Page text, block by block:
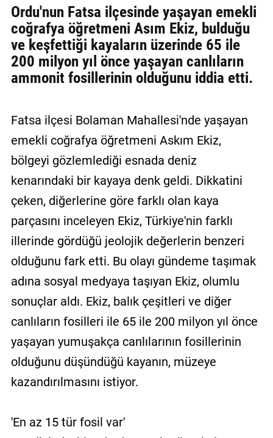
ULAŞIN
Künye
İletişim
Gizlilik
Ordu'nun Fatsa ilçesinde yaşayan emekli
coğrafya öğretmeni Asım Ekiz, bulduğu
ve keşfettiği kayaların üzerinde 65 ile
200 milyon yıl önce yaşayan canlıların
ammonit fosillerinin olduğunu iddia etti.
Fatsa ilçesi Bolaman Mahallesi'nde yaşayan
emekli coğrafya öğretmeni Askım Ekiz,
bölgeyi gözlemlediği esnada deniz
kenarındaki bir kayaya denk geldi. Dikkatini
çeken, diğerlerine göre farklı olan kaya
parçasını inceleyen Ekiz, Türkiye'nin farklı
illerinde gördüğü jeolojik değerlerin benzeri
olduğunu fark etti. Bu olayı gündeme taşımak
adına sosyal medyaya taşıyan Ekiz, olumlu
sonuçlar aldı. Ekiz, balık çeşitleri ve diğer
canlıların fosilleri ile 65 ile 200 milyon yıl önce
yaşayan yumuşakça canlılarının fosillerinin
olduğunu düşündüğü kayanın, müzeye
kazandırılmasını istiyor.
'En az 15 tür fosil var'